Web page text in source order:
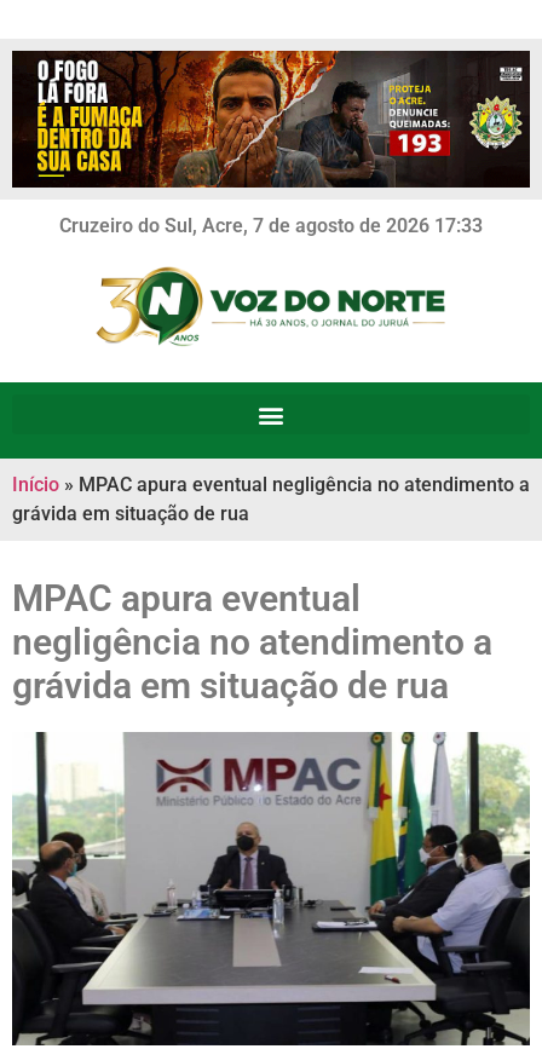
Cruzeiro do Sul, Acre, 7 de agosto de 2026 17:33
Início » MPAC apura eventual negligência no atendimento a
grávida em situação de rua
MPAC apura eventual
negligência no atendimento a
grávida em situação de rua